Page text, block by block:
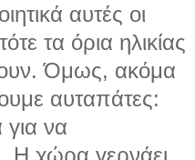
αυτές οι
τα όρια ηλικίας
Όμως, ακόμα
αυταπάτες:
να